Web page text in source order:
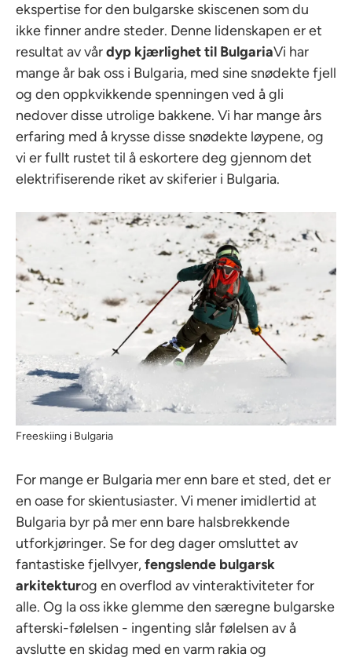
ekspertise for den bulgarske skiscenen som du
ikke finner andre steder. Denne lidenskapen er et
resultat av vårdyp kjærlighet til BulgariaVi har
mange år bak oss i Bulgaria, med sine snødekte fjell
og den oppkvikkende spenningen ved å gli
nedover disse utrolige bakkene. Vi har mange års
erfaring med å krysse disse snødekte løypene, og
vi er fullt rustet til å eskortere deg gjennom det
elektrifiserende riket av skiferier i Bulgaria.
Freeskiing i Bulgaria
For mange er Bulgaria mer enn bare et sted, det er
en oase for skientusiaster. Vi mener imidlertid at
Bulgaria byr på mer enn bare halsbrekkende
utforkjøringer. Se for deg dager omsluttet av
fantastiske fjellvyer,fengslende bulgarsk
arkitekturog en overflod av vinteraktiviteter for
alle. Og la oss ikke glemme den særegne bulgarske
afterski-følelsen - ingenting slår følelsen av å
avslutte en skidag med en varm rakia og